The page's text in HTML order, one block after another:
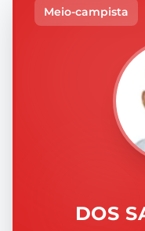
Meio-campista
DOS